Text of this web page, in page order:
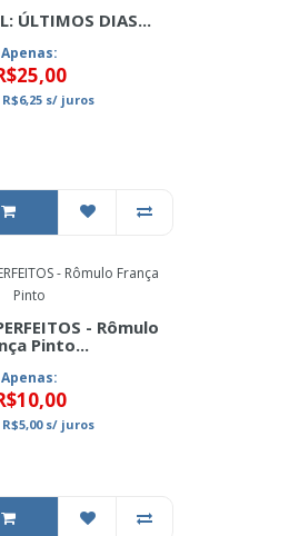
ÚLTIMOS DIAS...
Apenas:
R$6,25s/ juros
- Rômulo
Pinto...
Apenas:
R$5,00s/ juros